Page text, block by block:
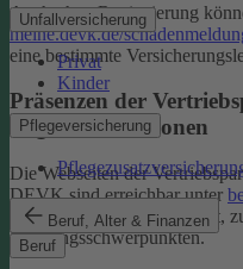
Unfallversicherung
Privat
Kinder
Pflegeversicherung
Beruf, Alter & Finanzen
Beruf
Auch ohne Registrierung
meine.devk.de/
eine bestimmte
Präsenzen der
Regionaldirektionen
Die Webseiten der
DEVK sind erreichbar unter
Informationen zum Standort,
Beratungsschwerpunkten.